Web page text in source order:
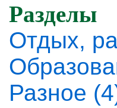
Разделы
Отдых,
Разное